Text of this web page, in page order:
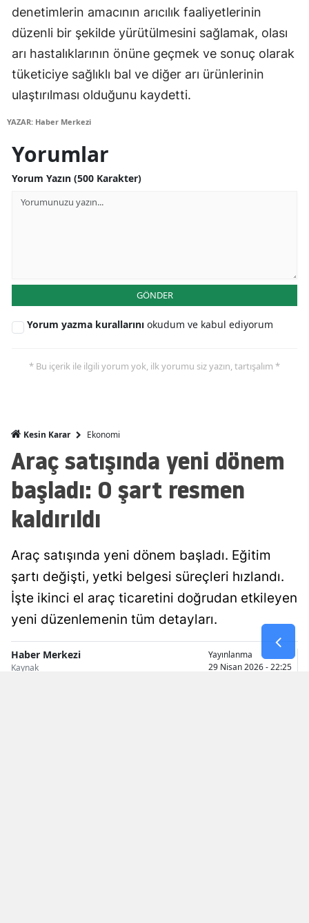
Edirne
Elazığ
Erzincan
Mersin
Kayseri
Kırklareli
Kocaeli
Konya
Kütahya
Manisa
denetimlerin amacının arıcılık faaliyetlerinin
düzenli bir şekilde yürütülmesini sağlamak, olası
arı hastalıklarının önüne geçmek ve sonuç olarak
tüketiciye sağlıklı bal ve diğer arı ürünlerinin
ulaştırılması olduğunu kaydetti.
YAZAR: Haber Merkezi
Yorumlar
Yorum Yazın (500 Karakter)
GÖNDER
Yorum yazma kurallarını okudum ve kabul ediyorum
* Bu içerik ile ilgili yorum yok, ilk yorumu siz yazın, tartışalım *
Kesin Karar Ekonomi
Araç satışında yeni dönem
başladı: O şart resmen
kaldırıldı
Araç satışında yeni dönem başladı. Eğitim
şartı değişti, yetki belgesi süreçleri hızlandı.
İşte ikinci el araç ticaretini doğrudan etkileyen
yeni düzenlemenin tüm detayları.
Haber Merkezi
Kaynak
Yayınlanma
29 Nisan 2026 - 22:25